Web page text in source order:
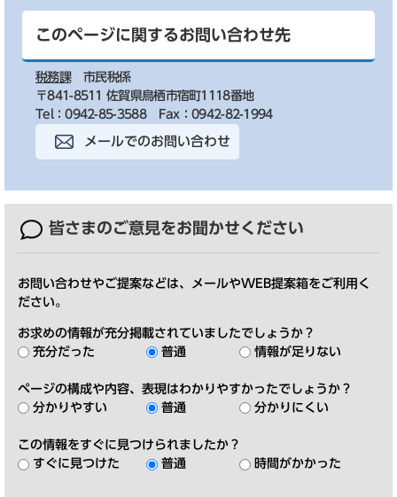
このページに関するお問い合わせ先
税務課
市民税係
〒841-8511 佐賀県鳥栖市宿町1118番地
Tel：0942-85-3588
Fax：0942-82-1994
メールでのお問い合わせ
皆さまのご意見をお聞かせください
お問い合わせやご提案などは、メールやWEB提案箱をご利用く
ださい。
お求めの情報が充分掲載されていましたでしょうか？
充分だった
普通 情報が足りない
ページの構成や内容、表現はわかりやすかったでしょうか？
分かりやすい
普通 分かりにくい
この情報をすぐに見つけられましたか？
すぐに見つけた
普通 時間がかかった